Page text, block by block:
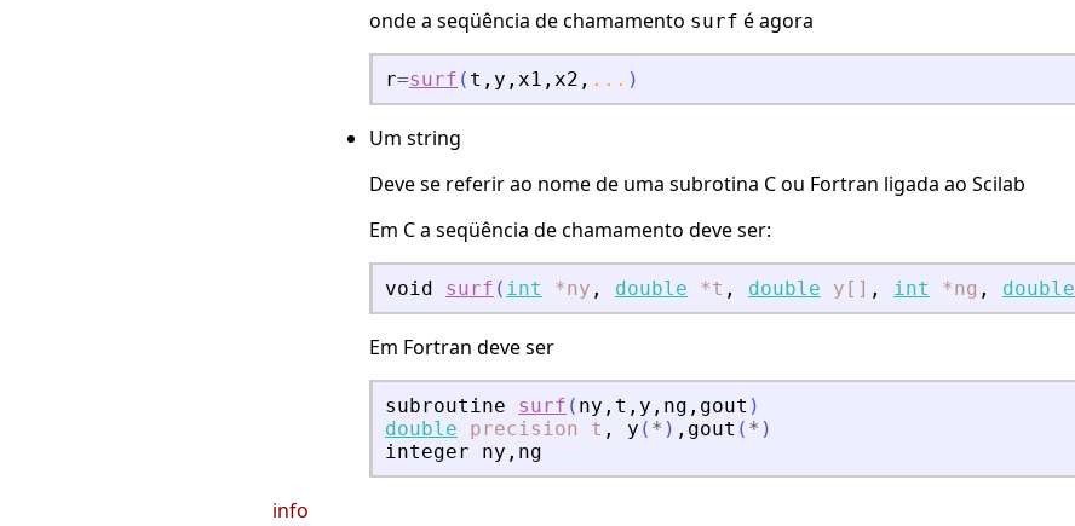
onde a seqüência de chamamento surf é agora
r=surf ( t , y , x1 , x2 , ... )
Um string
Deve se referir ao nome de uma subrotina C ou Fortran ligada ao Scilab
Em C a seqüência de chamamento deve ser:
void surf ( int *ny , double *t , double y[] , int *ng , double
Em Fortran deve ser
subroutine surf ( ny , t , y , ng , gout )
double
precision t , y ( * ) , gout ( * )
integer
ny , ng
info